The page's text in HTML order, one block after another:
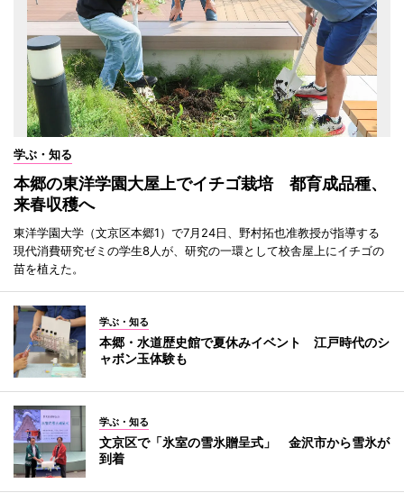
学ぶ・知る
本郷の東洋学園大屋上でイチゴ栽培 都育成品種、
来春収穫へ
東洋学園大学（文京区本郷1）で7月24日、野村拓也准教授が指導する
現代消費研究ゼミの学生8人が、研究の一環として校舎屋上にイチゴの
苗を植えた。
学ぶ・知る
本郷・水道歴史館で夏休みイベント 江戸時代のシ
ャボン玉体験も
学ぶ・知る
文京区で「氷室の雪氷贈呈式」 金沢市から雪氷が
到着